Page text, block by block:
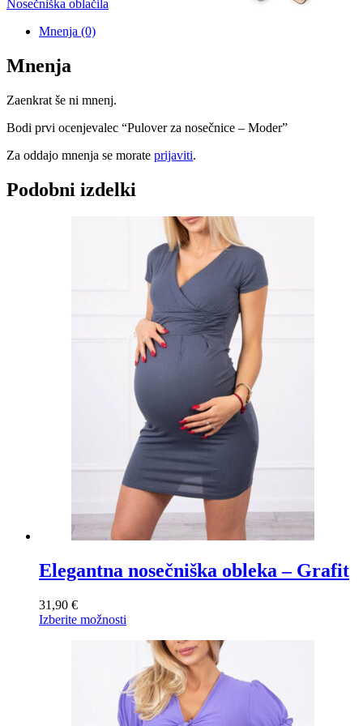
Moder
Nosečniška oblačila
Mnenja (0)
Mnenja
Zaenkrat še ni mnenj.
Bodi prvi ocenjevalec “Pulover za nosečnice – Moder”
Za oddajo mnenja se morate prijaviti.
Podobni izdelki
Elegantna nosečniška obleka – Grafit
31,90 €
Izberite možnosti
različic.
Možnosti
lahko
izberete